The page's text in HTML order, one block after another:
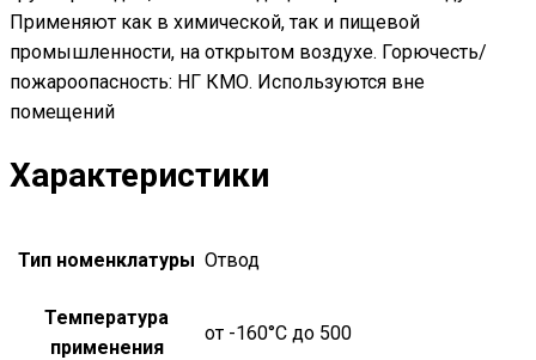
Применяют как в химической, так и пищевой
промышленности, на открытом воздухе. Горючесть/
пожароопасность: НГ КМО. Используются вне
помещений
Характеристики
Тип номенклатуры Отвод
Температура
применения
от -160°С до 500